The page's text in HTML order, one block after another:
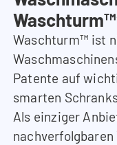
Waschturm™ ist
Patente auf
smarten
Als einziger